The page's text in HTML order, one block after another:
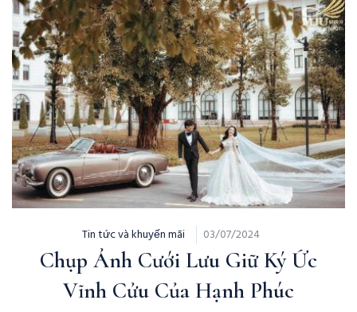
Tin tức và khuyến mãi 03/07/2024
Chụp Ảnh Cưới Lưu Giữ Ký Ức
Vĩnh Cửu Của Hạnh Phúc